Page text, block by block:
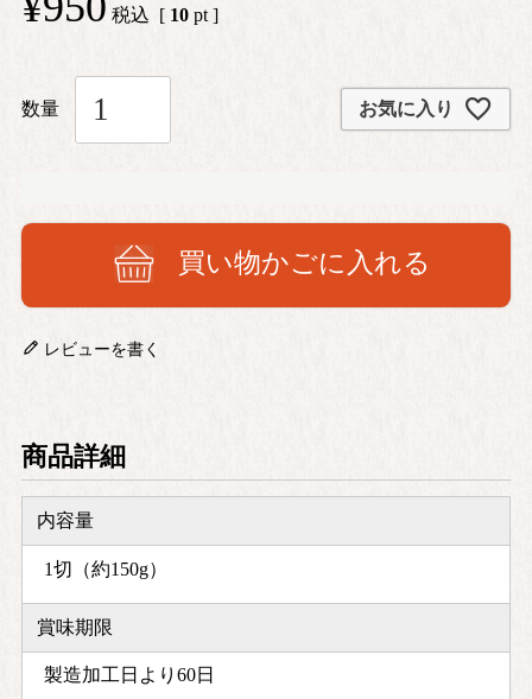
税込 [ 10 pt ]
お気に入り
買い物かごに入れる
レビューを書く
商品詳細
内容量
1切（約150g）
賞味期限
製造加工日より60日